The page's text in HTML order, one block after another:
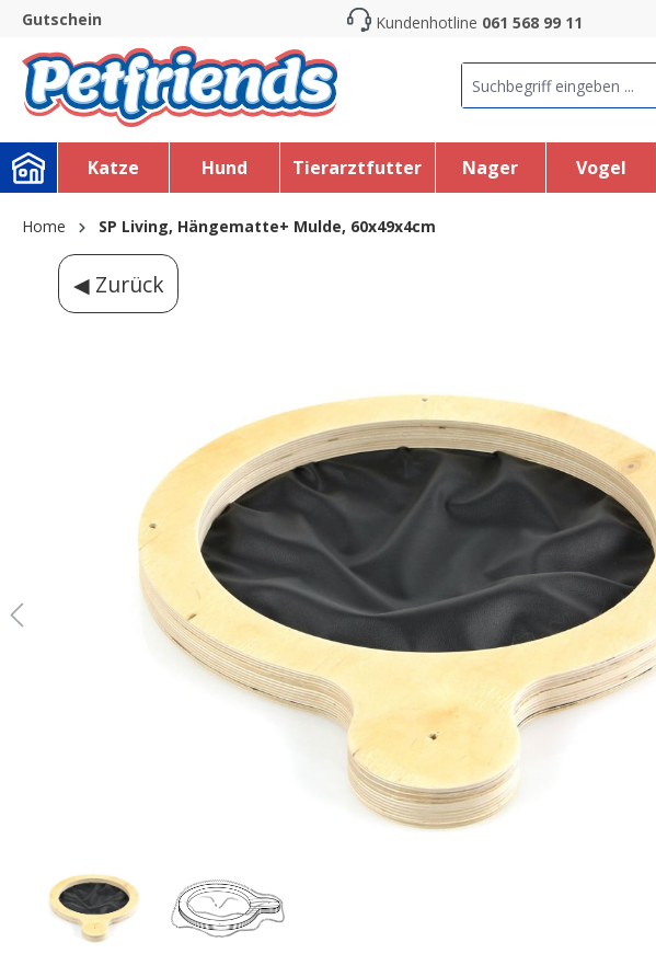
Skip to main navigation
Gutschein Kundenhotline 061 568 99 11
Katze Hund Tierarztfutter Nager Vogel
Home SP Living, Hängematte+ Mulde, 60x49x4cm
◀ Zurück